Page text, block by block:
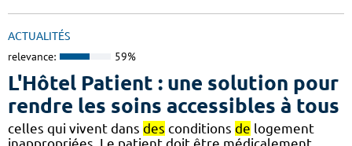
ACTUALITÉS
relevance: 59%
L'Hôtel Patient : une solution pour
rendre les soins accessibles à tous
celles qui vivent dans des conditions de logement